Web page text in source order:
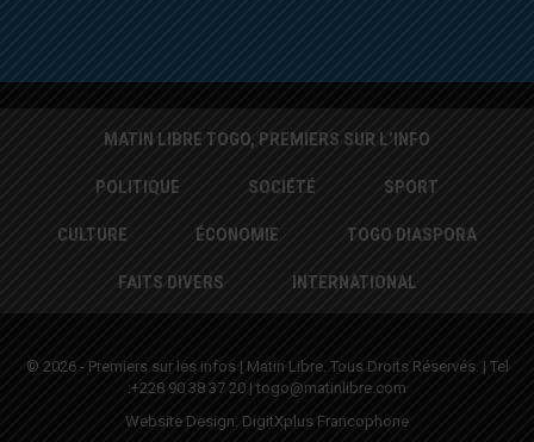
MATIN LIBRE TOGO, PREMIERS SUR L’INFO
POLITIQUE SOCIÉTÉ SPORT
CULTURE ÉCONOMIE TOGO DIASPORA
FAITS DIVERS INTERNATIONAL
© 2026 - Premiers sur les infos | Matin Libre. Tous Droits Réservés. | Tel
:+228 90 38 37 20 | togo@matinlibre.com
Website Design: DigitXplus Francophone